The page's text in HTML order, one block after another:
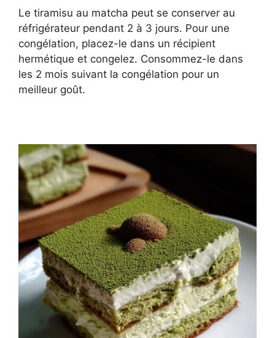
Le tiramisu au matcha peut se conserver au
réfrigérateur pendant 2 à 3 jours. Pour une
congélation, placez-le dans un récipient
hermétique et congelez. Consommez-le dans
les 2 mois suivant la congélation pour un
meilleur goût.